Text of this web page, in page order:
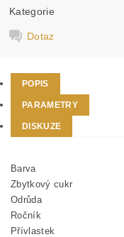
Kategorie
Dotaz
POPIS
PARAMETRY
DISKUZE
Barva
Zbytkový cukr
Odrůda
Ročník
Přívlastek